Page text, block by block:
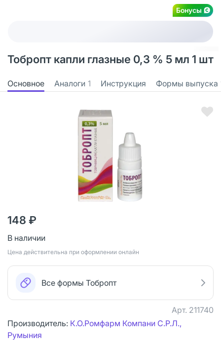
Бонусы
Тобропт капли глазные 0,3 % 5 мл 1 шт
Основное Аналоги 1 Инструкция Формы выпуска
148 ₽
В наличии
Цена действительна при оформлении онлайн
Все формы Тобропт
Арт. 211740
Производитель: К.О.Ромфарм Компани С.Р.Л.,
Румыния